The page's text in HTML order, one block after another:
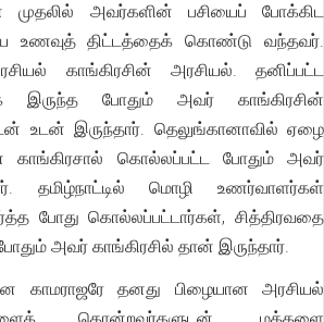
முதலில் அவர்களின் பசியைப் போக்கிட
உணவுத் திட்டத்தைக் கொண்டு வந்தவர்.
காங்கிரசின் அரசியல். தனிப்பட்ட
இருந்த போதும் அவர் காங்கிரசின்
உடன் இருந்தார். தெலுங்கானாவில் ஏழை
காங்கிரசால் கொல்லப்பட்ட போதும் அவர்
தமிழ்நாட்டில் மொழி உணர்வாளர்கள்
போது கொல்லப்பட்டார்கள், சித்திரவதை
அவர் காங்கிரசில் தான் இருந்தார்.
காமராஜரே தனது பிழையான அரசியல்